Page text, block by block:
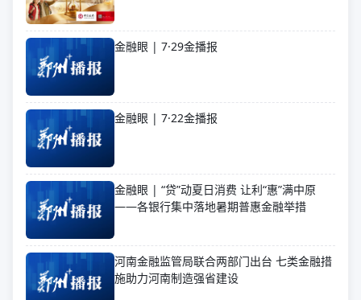
金融眼 | 7·29金播报
金融眼 | 7·22金播报
金融眼 | “贷”动夏日消费 让利“惠”满中原
——各银行集中落地暑期普惠金融举措
河南金融监管局联合两部门出台 七类金融措
施助力河南制造强省建设